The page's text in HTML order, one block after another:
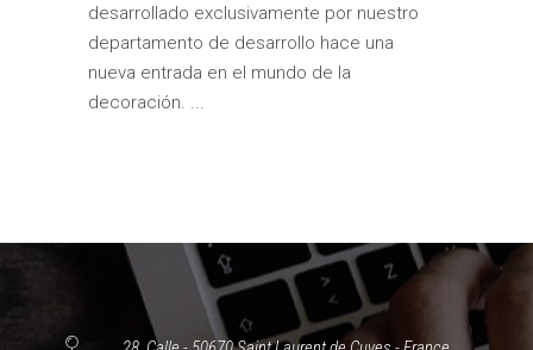
desarrollado exclusivamente por nuestro
departamento de desarrollo hace una
nueva entrada en el mundo de la
decoración.